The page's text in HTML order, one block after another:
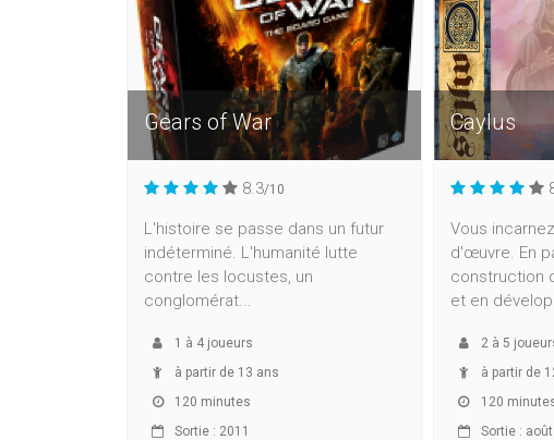
Gears of War
8.3/10
L'histoire se passe dans un futur
indéterminé. L'humanité lutte
contre les locustes, un
conglomérat...
1 à 4 joueurs
à partir de 13 ans
120 minutes
Sortie : 2011
Caylus
Vous
d'œuvre. En
construction
et en
2à 5
à partir de
120
Sortie : août